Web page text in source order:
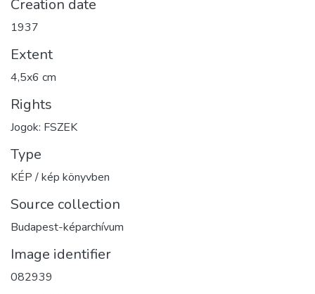
Creation date
1937
Extent
4,5x6 cm
Rights
Jogok: FSZEK
Type
KÉP / kép könyvben
Source collection
Budapest-képarchívum
Image identifier
082939